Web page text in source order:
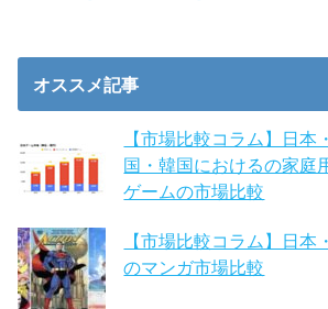
オススメ記事
【市場比較コラム】日本
国・韓国におけるの家庭
ゲームの市場比較
【市場比較コラム】日本
のマンガ市場比較